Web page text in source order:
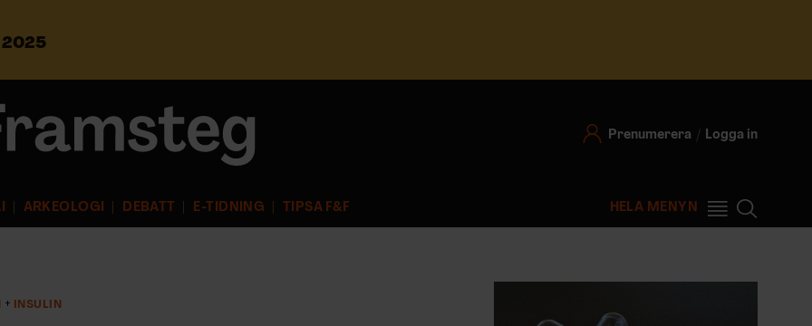
Prenumerera Logga in
ARKEOLOGI DEBATT E-TIDNING TIPSA F&F HELA MENYN
r
INSULIN